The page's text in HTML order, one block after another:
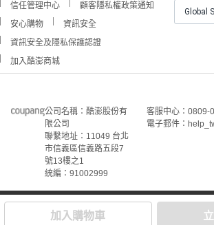
加入購物車
信任管理中心
顧客隱私權政策通知
安心購物
資訊安全
資訊安全及隱私保護認證
加入酷澎商城
Global
公司名稱：酷澎股份有
限公司
聯繫地址：11049 台北
市信義區信義路五段7
號13樓之1
統編：91002999
客服中心：0809-
電子郵件：
©Coupang Taiwan Co., Ltd. 保留所有權利。
本網站上顯示的所有商標、標誌和服務標誌均為酷澎股份有
限公司和/或其在美國和其他國家/地區註冊之關聯公司之所